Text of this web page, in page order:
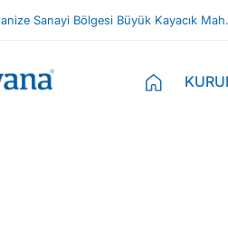
Sanayi Bölgesi Büyük Kayacık